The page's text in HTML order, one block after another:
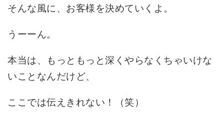
そんな風に、お客様を決めていくよ。
うーーん。
本当は、もっともっと深くやらなくちゃいけな
いことなんだけど、
ここでは伝えきれない！（笑）